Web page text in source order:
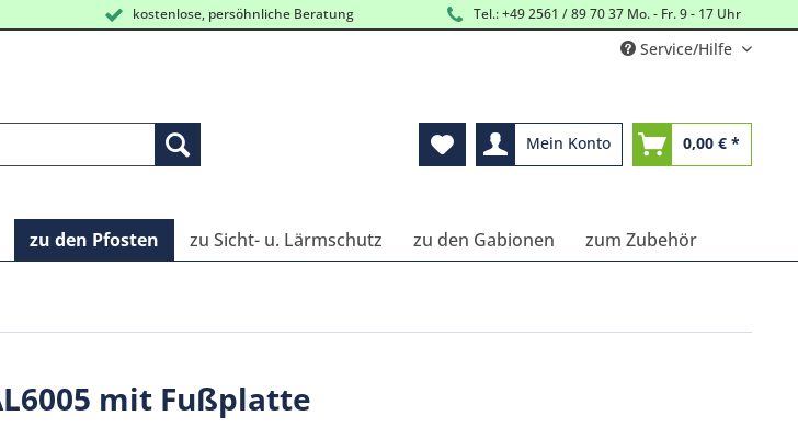
kostenlose, persöhnliche Beratung Tel.: +49 2561 / 89 70 37 Mo. - Fr. 9 - 17 Uhr
Service/Hilfe
Mein Konto 0,00 € *
zu den Pfosten zu Sicht- u. Lärmschutz zu den Gabionen zum Zubehör
mit Fußplatte